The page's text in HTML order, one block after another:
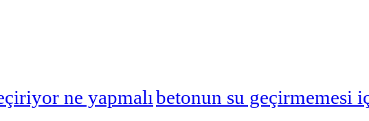
ne yapmalıbetonun su geçirmemesi